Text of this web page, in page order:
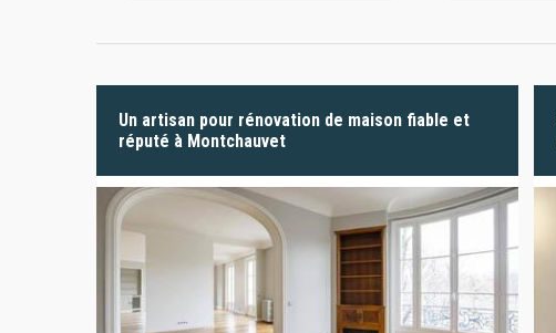
Un artisan pour rénovation de maison fiable et
réputé à Montchauvet